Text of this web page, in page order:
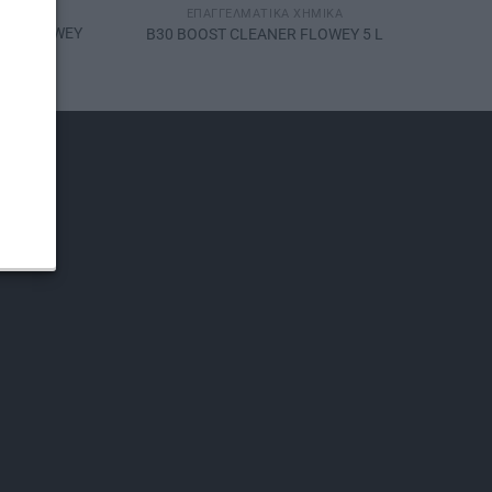
FLOWEY
ΕΠΑΓΓΕΛΜΑΤΙΚΆ ΧΗΜΙΚΆ
B30 BOOST CLEANER FLOWEY 5 L